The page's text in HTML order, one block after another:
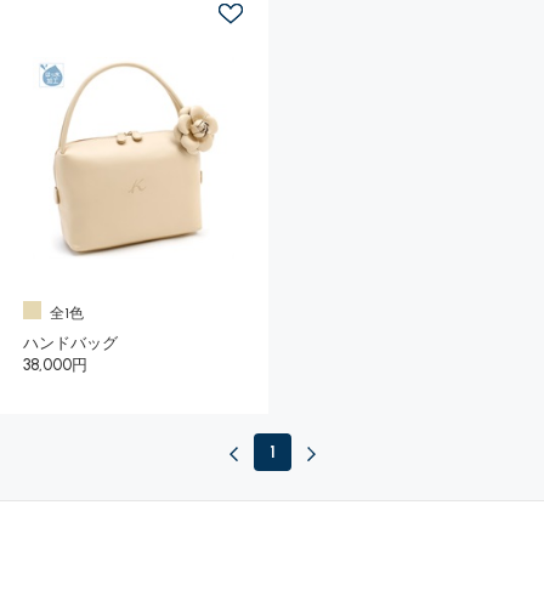
全1色
ハンドバッグ
38,000円
1